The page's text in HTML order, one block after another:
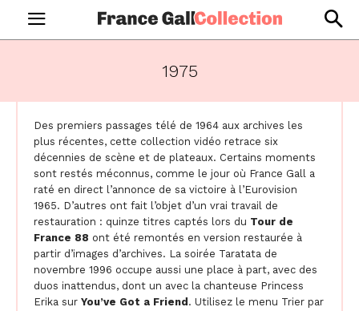
1975
Des premiers passages télé de 1964 aux archives les
plus récentes, cette collection vidéo retrace six
décennies de scène et de plateaux. Certains moments
sont restés méconnus, comme le jour où France Gall a
raté en direct l’annonce de sa victoire à l’Eurovision
1965. D’autres ont fait l’objet d’un vrai travail de
restauration : quinze titres captés lors du Tour de
France 88 ont été remontés en version restaurée à
partir d’images d’archives. La soirée Taratata de
novembre 1996 occupe aussi une place à part, avec des
duos inattendus, dont un avec la chanteuse Princess
Erika sur You’ve Got a Friend . Utilisez le menu Trier par